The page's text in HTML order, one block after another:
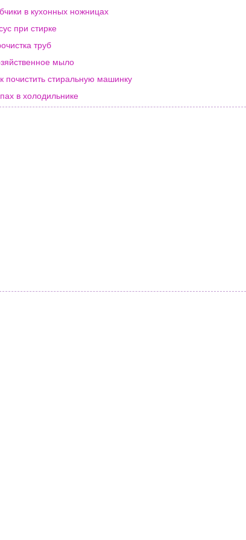
в кухонных ножницах
при стирке
труб
мыло
почистить стиральную машинку
в холодильнике